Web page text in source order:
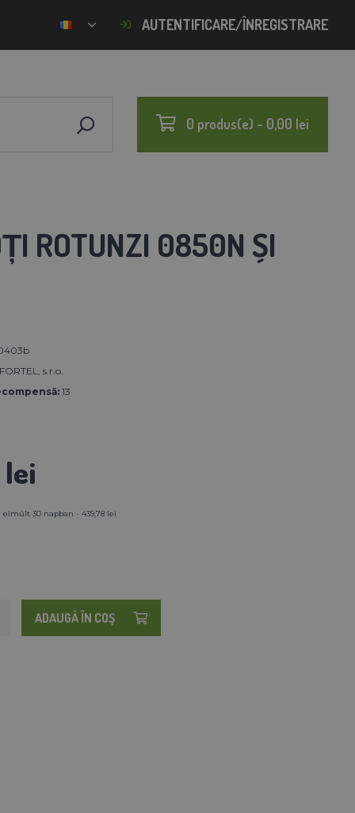
AUTENTIFICARE/ÎNREGISTRARE
0 produs(e) - 0,00 lei
ROTUNZI 0850N ȘI
s.r.o.
13
elmúlt 30 napban - 439,78 lei
ADAUGĂ ÎN COŞ